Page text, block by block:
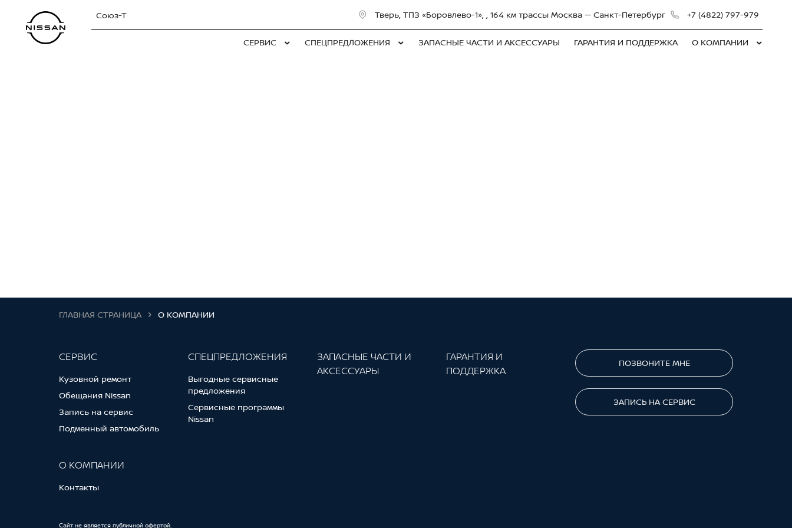
Союз-Т Тверь, ТПЗ «Боровлево-1», , 164 км трассы Москва — Санкт-Петербург +7 (4822) 797-979
СЕРВИС СПЕЦПРЕДЛОЖЕНИЯ ЗАПАСНЫЕ ЧАСТИ И АКСЕССУАРЫ ГАРАНТИЯ И ПОДДЕРЖКА О КОМПАНИИ
ГЛАВНАЯ СТРАНИЦА О КОМПАНИИ
СЕРВИС
Кузовной ремонт
Обещания Nissan
Запись на сервис
Подменный автомобиль
О КОМПАНИИ
Контакты
СПЕЦПРЕДЛОЖЕНИЯ
Выгодные сервисные
предложения
Сервисные программы
Nissan
ЗАПАСНЫЕ ЧАСТИ И
АКСЕССУАРЫ
ГАРАНТИЯ И
ПОДДЕРЖКА
ПОЗВОНИТЕ МНЕ
ЗАПИСЬ НА СЕРВИС
Cайт не является публичной офертой.